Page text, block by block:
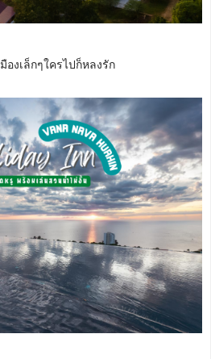
องเล็กๆใครไปก็หลงรัก